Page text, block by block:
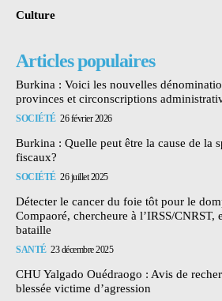
Culture
Articles populaires
Burkina : Voici les nouvelles
provinces et circonscriptions
SOCIÉTÉ 26 février 2026
Burkina : Quelle peut être la cause de la
fiscaux?
SOCIÉTÉ 26 juillet 2025
Détecter le cancer du foie tôt pour le
Compaoré, chercheure à l’IRSS/CNRST,
bataille
SANTÉ 23 décembre 2025
CHU Yalgado Ouédraogo : Avis de
blessée victime d’agression